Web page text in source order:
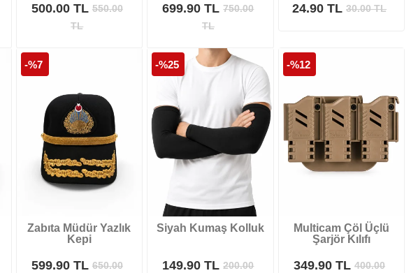
500.00 TL 550.00
TL
699.90 TL750.00
TL
24.90 TL30.00TL
-%7
Zabıta Müdür Yazlık
Kepi
599.90 TL 650.00
-%25
Siyah Kumaş Kolluk
149.90 TL200.00
-%12
Multicam Çöl Üçlü
Şarjör Kılıfı
349.90 TL400.00